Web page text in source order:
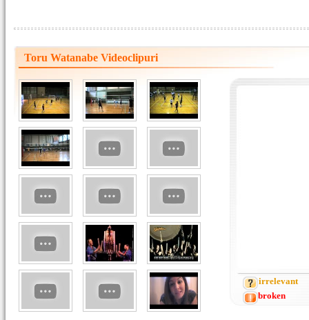
Toru Watanabe Videoclipuri
irrelevant
broken